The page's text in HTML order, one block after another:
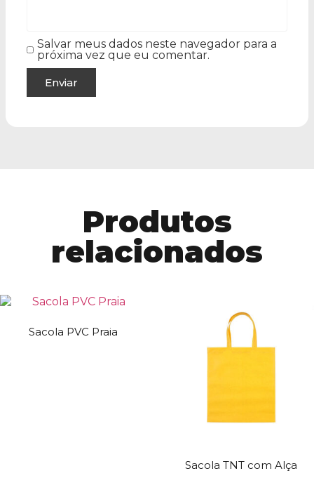
Salvar meus dados neste navegador para a
próxima vez que eu comentar.
Produtos
relacionados
Sacola PVC Praia
Sacola TNT com Alça